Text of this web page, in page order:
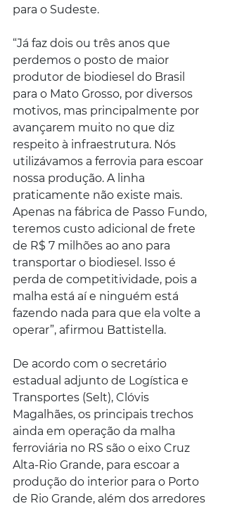
para o Sudeste.
“Já faz dois ou três anos que
perdemos o posto de maior
produtor de biodiesel do Brasil
para o Mato Grosso, por diversos
motivos, mas principalmente por
avançarem muito no que diz
respeito à infraestrutura. Nós
utilizávamos a ferrovia para escoar
nossa produção. A linha
praticamente não existe mais.
Apenas na fábrica de Passo Fundo,
teremos custo adicional de frete
de R$ 7 milhões ao ano para
transportar o biodiesel. Isso é
perda de competitividade, pois a
malha está aí e ninguém está
fazendo nada para que ela volte a
operar”, afirmou Battistella.
De acordo com o secretário
estadual adjunto de Logística e
Transportes (Selt), Clóvis
Magalhães, os principais trechos
ainda em operação da malha
ferroviária no RS são o eixo Cruz
Alta-Rio Grande, para escoar a
produção do interior para o Porto
de Rio Grande, além dos arredores